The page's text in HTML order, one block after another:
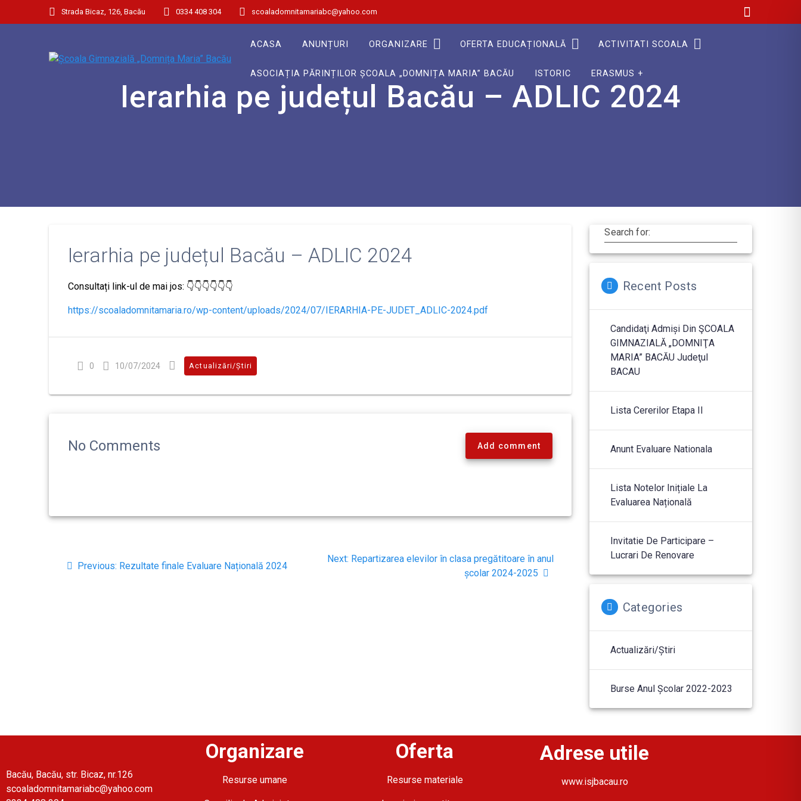
Strada Bicaz, 126, Bacău 0334 408 304 scoaladomnitamariabc@yahoo.com
ACASA ANUNȚURI ORGANIZARE OFERTA EDUCAȚIONALĂ ACTIVITATI SCOALA
ASOCIAȚIA PĂRINȚILOR ȘCOALA „DOMNIȚA MARIA” BACĂU ISTORIC ERASMUS +
Ierarhia pe județul Bacău – ADLIC 2024
Ierarhia pe județul Bacău – ADLIC 2024
Consultați link-ul de mai jos: 👇👇👇👇👇👇
https://scoaladomnitamaria.ro/wp-content/uploads/2024/07/IERARHIA-PE-JUDET_ADLIC-2024.pdf
0 10/07/2024 Actualizări/Știri
No Comments Add comment
Previous: Rezultate finale Evaluare Națională 2024
Next: Repartizarea elevilor în clasa pregătitoare în anul
școlar 2024-2025
Search for:
Recent Posts
Candidaţi Admiși Din ŞCOALA
GIMNAZIALĂ „DOMNIŢA
MARIA” BACĂU Judeţul
BACAU
Lista Cererilor Etapa II
Anunt Evaluare Nationala
Lista Notelor Inițiale La
Evaluarea Națională
Invitatie De Participare –
Lucrari De Renovare
Categories
Actualizări/Știri
Burse Anul Școlar 2022-2023
Bacău, Bacău, str. Bicaz, nr.126
scoaladomnitamariabc@yahoo.com
Organizare
Resurse umane
Oferta
Resurse materiale
Adrese utile
www.isjbacau.ro